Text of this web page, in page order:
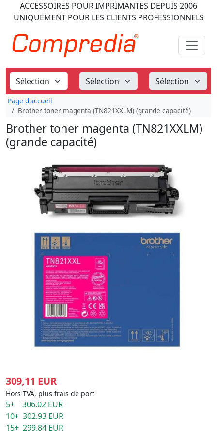
ACCESSOIRES POUR IMPRIMANTES DEPUIS 2006
UNIQUEMENT POUR LES CLIENTS PROFESSIONNELS
Page d'accueil
Brother toner magenta (TN821XXLM) (grande capacité)
Brother toner magenta (TN821XXLM)
(grande capacité)
309,11 EUR
Hors TVA, plus frais de port
5+ 306.02 EUR
10+ 302.93 EUR
15+ 299.84 EUR